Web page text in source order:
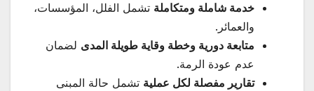
خدمة شاملة ومتكاملة تشمل الفلل، المؤسسات،
والعمائر.
متابعة دورية وخطة وقاية طويلة المدى لضمان
عدم عودة الرمة.
تقارير مفصلة لكل عملية تشمل حالة المبنى